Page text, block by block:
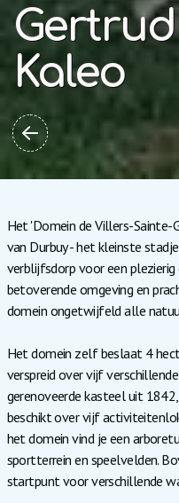
Kaleo
Het 'Domein de Villers-Sainte-
van Durbuy - het kleinste
verblijfsdorp voor een
betoverende omgeving en
domein ongetwijfeld alle
Het domein zelf beslaat 4
verspreid over vijf
gerenoveerde kasteel uit
beschikt over vijf
het domein vind je een
sportterrein en speelvelden.
startpunt voor verschillende